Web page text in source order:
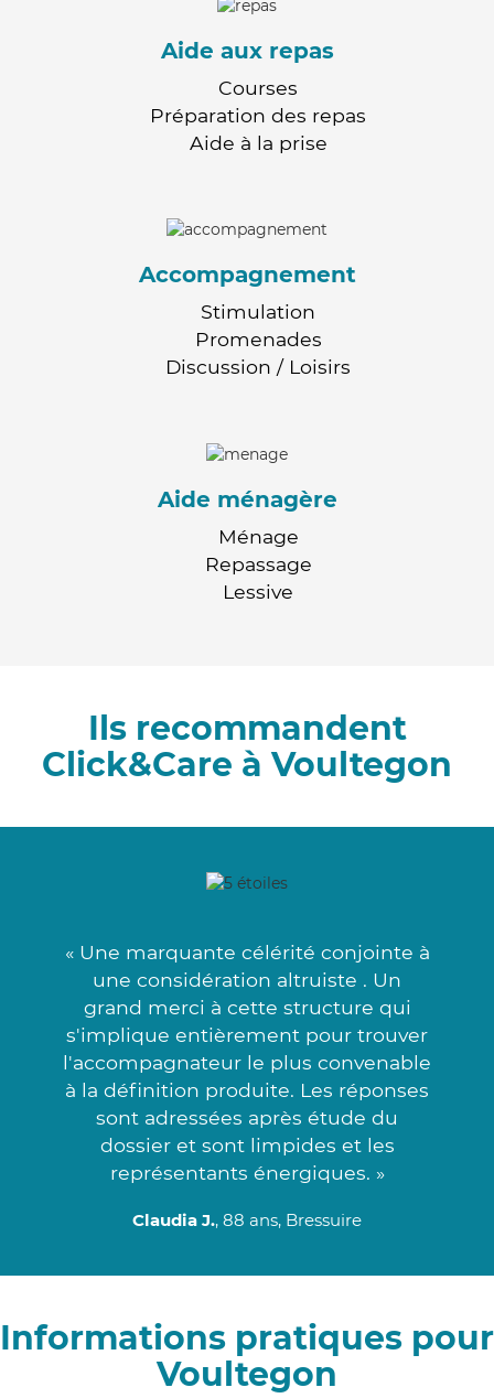
Aide aux repas
Courses
Préparation des repas
Aide à la prise
Accompagnement
Stimulation
Promenades
Discussion / Loisirs
Aide ménagère
Ménage
Repassage
Lessive
Ils recommandent
Click&Care à Voultegon
« Une marquante célérité conjointe à
une considération altruiste . Un
grand merci à cette structure qui
s'implique entièrement pour trouver
l'accompagnateur le plus convenable
à la définition produite. Les réponses
sont adressées après étude du
dossier et sont limpides et les
représentants énergiques. »
Claudia J., 88 ans, Bressuire
Informations pratiques pour
Voultegon